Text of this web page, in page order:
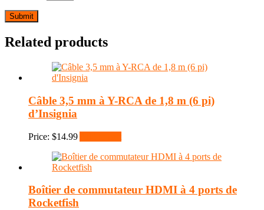
Related products
Câble 3,5 mm à Y-RCA de 1,8 m (6 pi)
d’Insignia
Price: $14.99
Boîtier de commutateur HDMI à 4 ports de
Rocketfish